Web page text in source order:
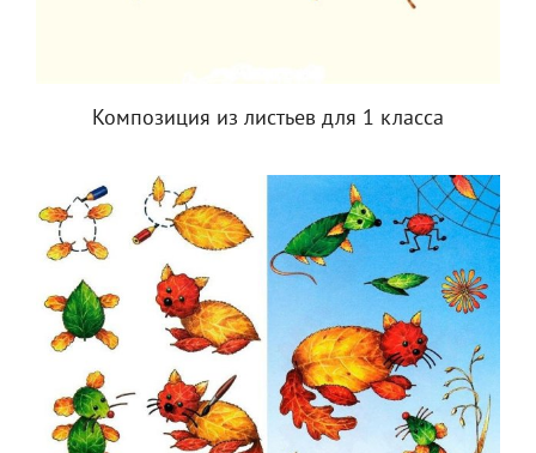
Композиция из листьев для 1 класса